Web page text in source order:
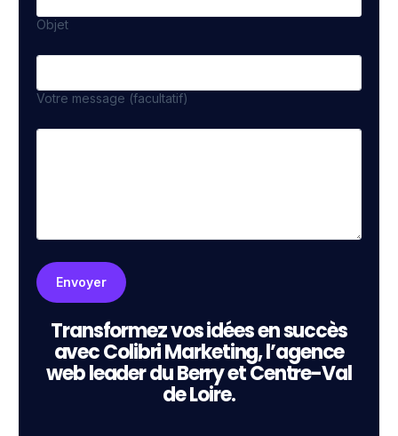
Objet
Votre message (facultatif)
Transformez vos idées en succès
avec Colibri Marketing, l’agence
web leader du Berry et Centre-Val
de Loire.